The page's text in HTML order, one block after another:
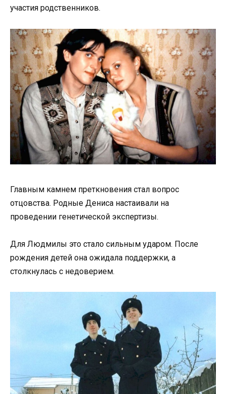
участия родственников.
Главным камнем преткновения стал вопрос
отцовства. Родные Дениса настаивали на
проведении генетической экспертизы.
Для Людмилы это стало сильным ударом. После
рождения детей она ожидала поддержки, а
столкнулась с недоверием.